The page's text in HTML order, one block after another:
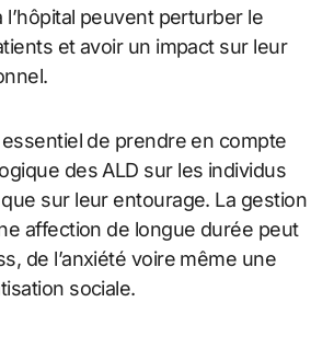
l’hôpital peuvent perturber le
et avoir un impact sur leur
de prendre en compte
des ALD sur les individus
sur leur entourage. La gestion
affection de longue durée peut
de l’anxiété voire même une
sociale.